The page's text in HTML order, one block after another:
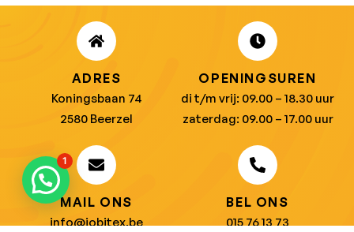
ADRES
Koningsbaan 74
2580 Beerzel
OPENINGSUREN
di t/m vrij: 09.00 – 18.30 uur
zaterdag: 09.00 – 17.00 uur
MAIL ONS
info@jobitex.be
BEL ONS
015 76 13 73
1